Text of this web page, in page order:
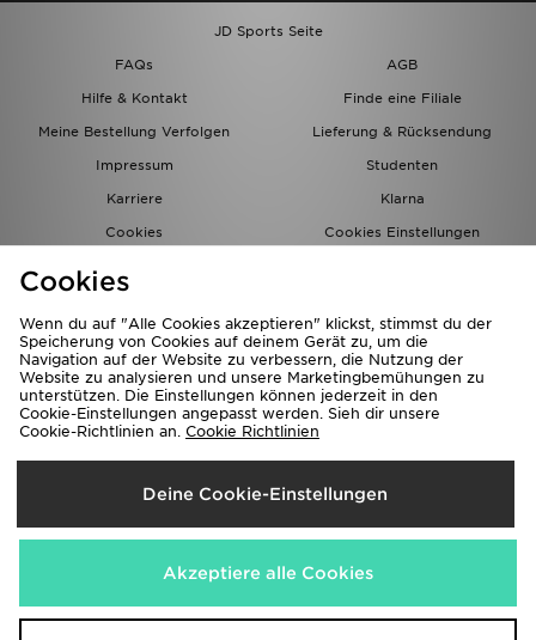
JD Sports Seite
FAQs
AGB
Hilfe & Kontakt
Finde eine Filiale
Meine Bestellung Verfolgen
Lieferung & Rücksendung
Impressum
Studenten
Karriere
Klarna
Cookies
Cookies Einstellungen
Lieferung Nach
Deutschland
Wir akzeptieren folgende Zahlungsmethoden
Cookies
Wenn du auf "Alle Cookies akzeptieren" klickst, stimmst du der
Speicherung von Cookies auf deinem Gerät zu, um die
Navigation auf der Website zu verbessern, die Nutzung der
Website zu analysieren und unsere Marketingbemühungen zu
unterstützen. Die Einstellungen können jederzeit in den
Cookie-Einstellungen angepasst werden. Sieh dir unsere
Cookie-Richtlinien an. Cookie Richtlinien
Deine Cookie-Einstellungen
Akzeptiere alle Cookies